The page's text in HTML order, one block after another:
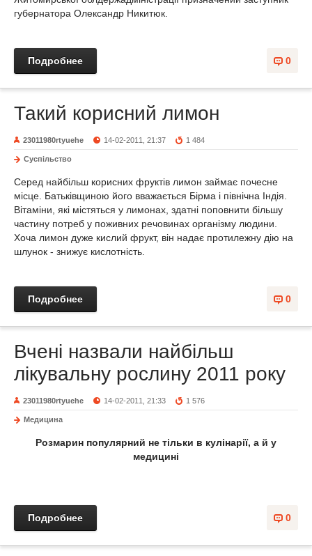
губернатора Олександр Никитюк.
0
Подробнее
Такий корисний лимон
23011980rtyuehe 14-02-2011, 21:37 1 484
Суспільство
Серед найбільш корисних фруктів лимон займає почесне
місце. Батьківщиною його вважається Бірма і північна Індія.
Вітаміни, які містяться у лимонах, здатні поповнити більшу
частину потреб у поживних речовинах організму людини.
Хоча лимон дуже кислий фрукт, він надає протилежну дію на
шлунок - знижує кислотність.
0
Подробнее
Вчені назвали найбільш
лікувальну рослину 2011 року
23011980rtyuehe 14-02-2011, 21:33 1 576
Медицина
Розмарин популярний не тільки в кулінарії, а й у
медицині
0
Подробнее